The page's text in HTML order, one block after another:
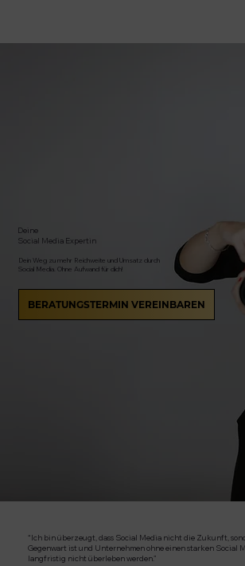
Deine
Social Media Expertin
Dein Weg zu mehr Reichweite und Umsatz durch
Social Media. Ohne Aufwand für dich!
BERATUNGSTERMIN VEREINBAREN
“Ich bin überzeugt, dass Social Media nicht die Zukunft,
Gegenwart ist und Unternehmen ohne einen starken Social
langfristig nicht überleben werden.”